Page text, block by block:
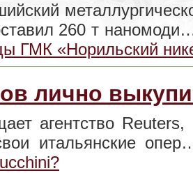
260 т
ГМК «Норильский
лично
агентство
итальянские